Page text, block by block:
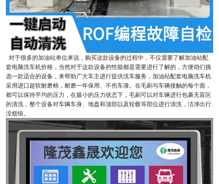
对于很多的加油站单位来说，购买这款设备的过程中，不仅需要了解加油站配
套电脑洗车机价格，当然对于这款设备的性能都是需要进行了解的，方便咱们挑
选一款适合的设备，来帮助广大车主进行提供洗车服务，加油站配套电脑洗车机
采用进口超软耐磨棉，耐磨一年保用、不伤车漆。在毛刷与车辆接触的每个面，
都可以保持平均的压力，在最小的压力状态下，毛刷可以对车辆进行包裹无盲区
的清洗，整个设备对车辆车身、地盘和顶部以及轮毂等部位进行清洗，洁净出行
没烦恼。